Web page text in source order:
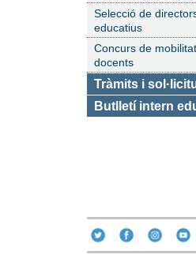
Selecció de
educatius
Concurs de
docents
Tràmits i
Butlletí intern